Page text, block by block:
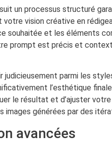
un processus structuré
votre vision créative en
souhaitée et les éléments
prompt est précis et
judicieusement parmi les
l’esthétique
le résultat et d’ajuster
images générées par des
avancées